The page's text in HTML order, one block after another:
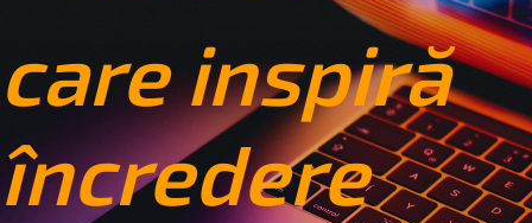
care inspiră
încredere